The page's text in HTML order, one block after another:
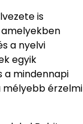
is
a nyelvi
egyik
a mindennapi
mélyebb érzelmi